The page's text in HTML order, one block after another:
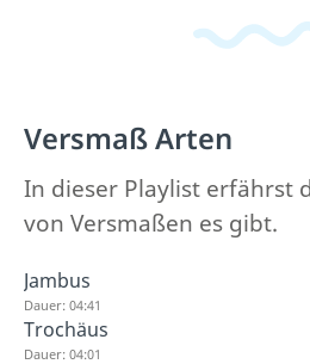
Versmaß Arten
In dieser Playlist erfährst
von Versmaßen es gibt.
Jambus
Dauer: 04:41
Trochäus
Dauer: 04:01